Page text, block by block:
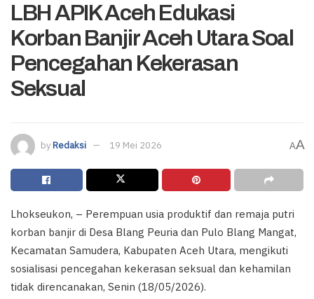
LBH APIK Aceh Edukasi
Korban Banjir Aceh Utara Soal
Pencegahan Kekerasan
Seksual
byRedaksi 19 Mei 2026 AA
Lhokseukon, – Perempuan usia produktif dan remaja putri
korban banjir di Desa Blang Peuria dan Pulo Blang Mangat,
Kecamatan Samudera, Kabupaten Aceh Utara, mengikuti
sosialisasi pencegahan kekerasan seksual dan kehamilan
tidak direncanakan, Senin (18/05/2026).